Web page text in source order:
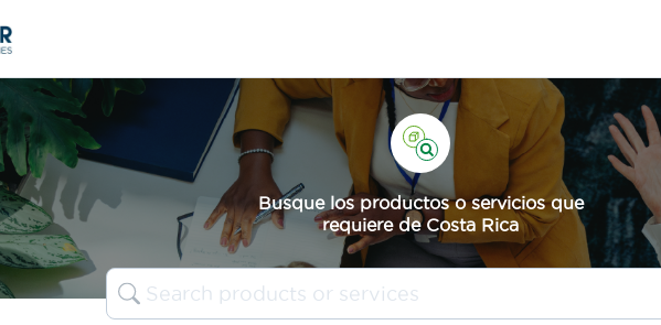
Busque los productos o servicios que
requiere de Costa Rica